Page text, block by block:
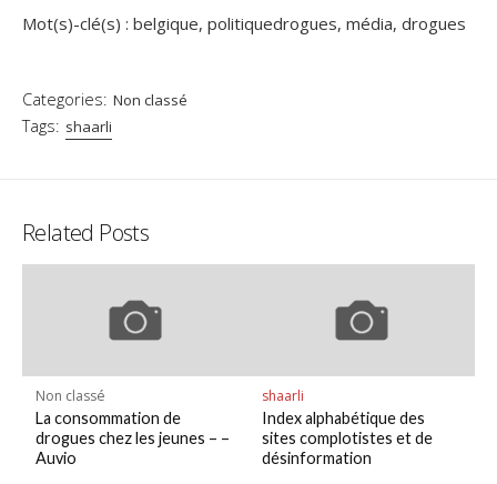
Mot(s)-clé(s) : belgique, politiquedrogues, média, drogues
Categories: Non classé
Tags: shaarli
Related Posts
Non classé
La consommation de
drogues chez les jeunes – –
Auvio
shaarli
Index alphabétique des
sites complotistes et de
désinformation